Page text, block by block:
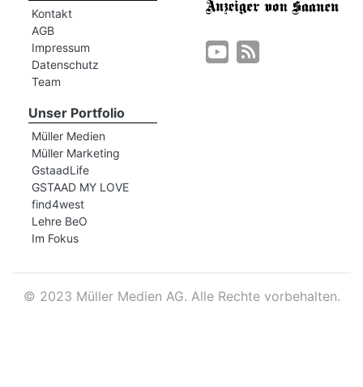
Kontakt
AGB
Impressum
Datenschutz
Team
Unser Portfolio
Müller Medien
Müller Marketing
GstaadLife
GSTAAD MY LOVE
find4west
Lehre BeO
Im Fokus
© 2023 Müller Medien AG. Alle Rechte vorbehalten.